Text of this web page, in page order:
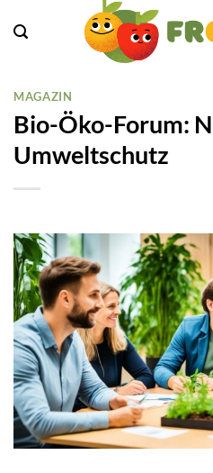
Inhalt
MAGAZIN
Bio-Öko-Forum:
Umweltschutz